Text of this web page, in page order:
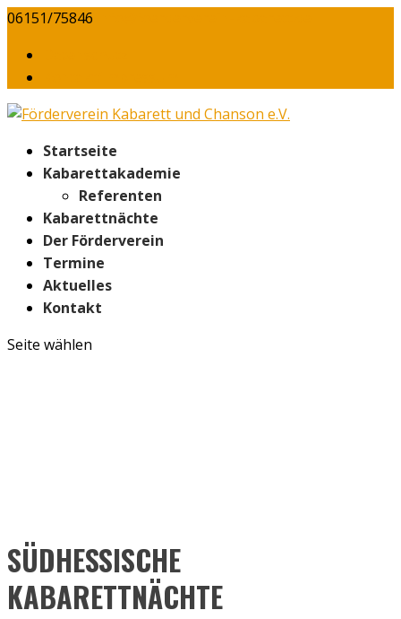
06151/75846
Start­sei­te
Kabarett­akademie
Refe­ren­ten
Kaba­rett­näch­te
Der För­der­ver­ein
Ter­mi­ne
Aktu­el­les
Kon­takt
Seite wählen
SÜDHESSISCHE
KABARETTNÄCHTE